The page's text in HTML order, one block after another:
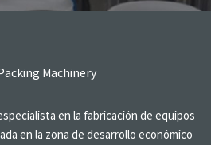
Machinery
en la fabricación de equipos
en la zona de desarrollo económico